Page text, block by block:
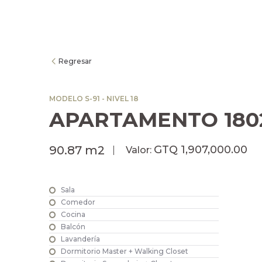
Regresar
MODELO S-91 - NIVEL 18
APARTAMENTO
90.87 m2 Valor: GTQ 1,907,000.00
Sala
Comedor
Cocina
Balcón
Lavandería
Dormitorio Master + Walking Closet